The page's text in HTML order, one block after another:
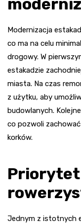
Modernizacja
co ma na celu
drogowy. W
estakadzie
miasta. Na czas
z użytku, aby
budowlanych.
co pozwoli
korków.
Priorytet
Jednym z istotnych